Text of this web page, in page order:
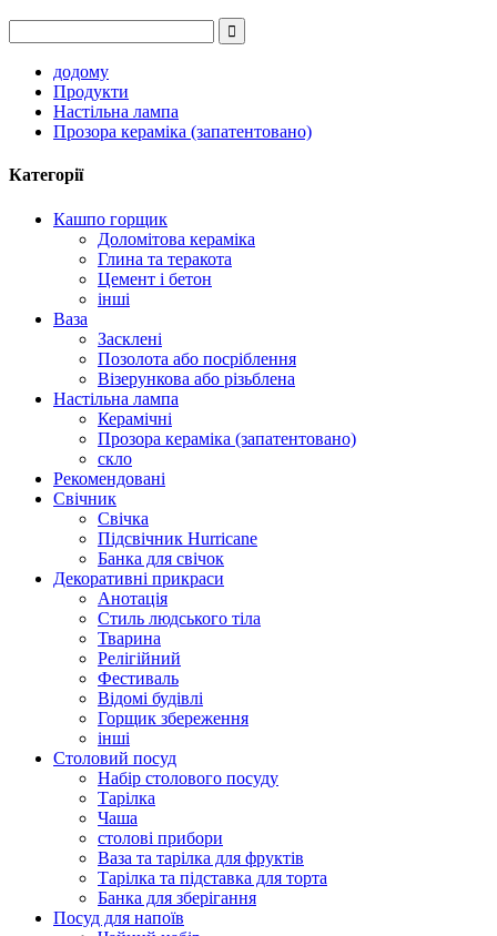
додому
Продукти
Настільна лампа
Прозора кераміка (запатентовано)
Категорії
Кашпо горщик
Доломітова кераміка
Глина та теракота
Цемент і бетон
інші
Ваза
Засклені
Позолота або посріблення
Візерункова або різьблена
Настільна лампа
Керамічні
Прозора кераміка (запатентовано)
скло
Рекомендовані
Свічник
Свічка
Підсвічник Hurricane
Банка для свічок
Декоративні прикраси
Анотація
Стиль людського тіла
Тварина
Релігійний
Фестиваль
Відомі будівлі
Горщик збереження
інші
Столовий посуд
Набір столового посуду
Тарілка
Чаша
столові прибори
Ваза та тарілка для фруктів
Тарілка та підставка для торта
Банка для зберігання
Посуд для напоїв